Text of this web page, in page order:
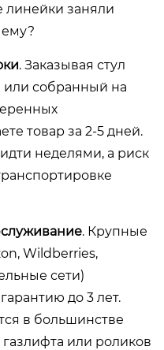
линейки заняли
. Заказывая стул
или собранный на
товар за 2-5 дней.
неделями, а риск
. Крупные
Wildberries,
сети)
до 3 лет.
в большинстве
или роликов